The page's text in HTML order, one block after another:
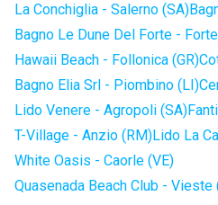
La Conchiglia - Salerno (SA)
Bagno Le Dune Del Forte -
Hawaii Beach - Follonica (GR)
Bagno Elia Srl - Piombino (LI)
Lido Venere - Agropoli (SA)
T-Village - Anzio (RM)Lido La
White Oasis - Caorle (VE)
Quasenada Beach Club - Vieste